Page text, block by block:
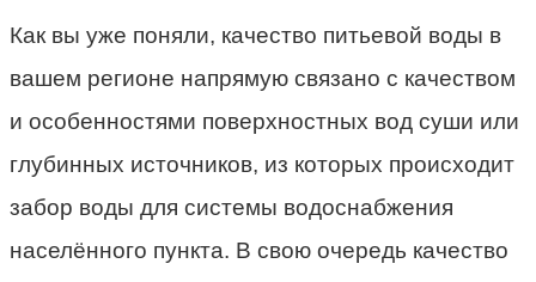
Как вы уже поняли, качество питьевой воды в
вашем регионе напрямую связано с качеством
и особенностями поверхностных вод суши или
глубинных источников, из которых происходит
забор воды для системы водоснабжения
населённого пункта. В свою очередь качество